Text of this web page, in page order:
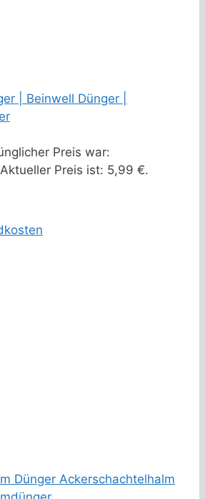
| Beinwell Dünger |
Preis war:
Aktueller Preis ist: 5,99 €.
Dünger Ackerschachtelhalm